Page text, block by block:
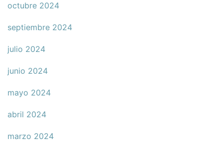
octubre 2024
septiembre 2024
julio 2024
junio 2024
mayo 2024
abril 2024
marzo 2024